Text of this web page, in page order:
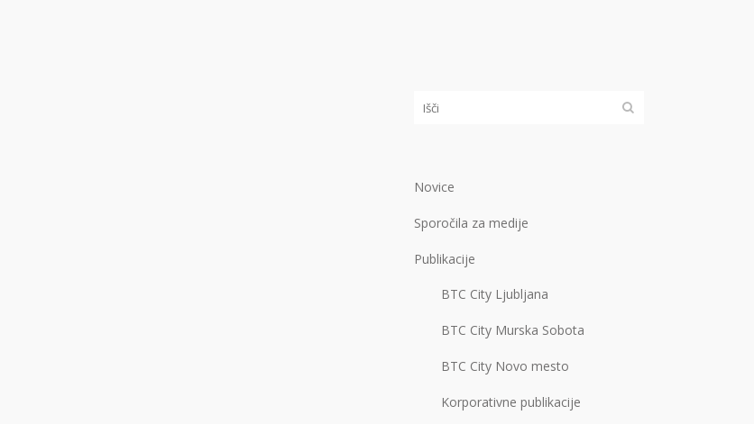
Novice
Sporočila za medije
Publikacije
BTC City Ljubljana
BTC City Murska Sobota
BTC City Novo mesto
Korporativne publikacije